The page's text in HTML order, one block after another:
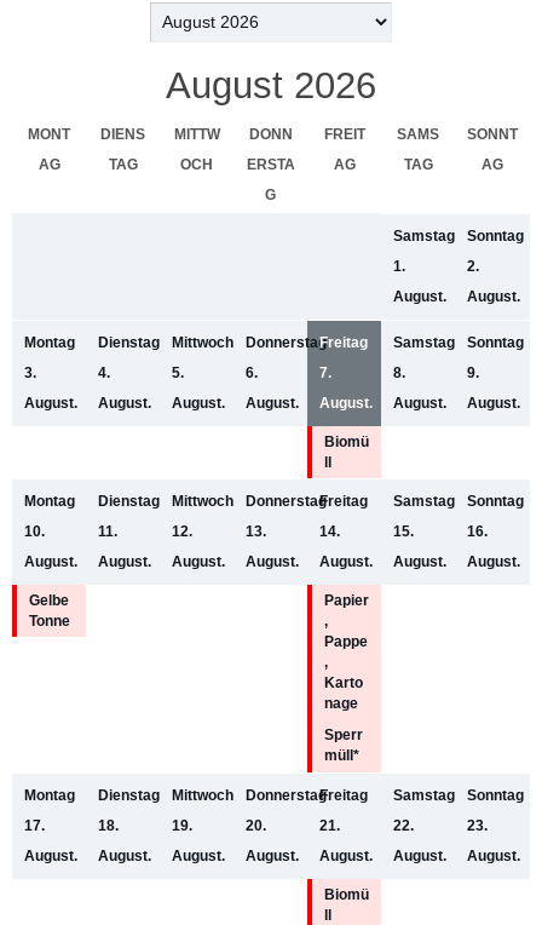
Auswahl
Monats
August 2026
MONT
AG
DIENS
TAG
MITTW
OCH
DONN
ERSTA
G
FREIT
AG
SAMS
TAG
SONNT
AG
Samstag
1.
August.
Sonntag
2.
August.
Montag
3.
August.
Dienstag
4.
August.
Mittwoch
5.
August.
Donnerstag
6.
August.
Freitag
7.
August.
Biomü
ll
Samstag
8.
August.
Sonntag
9.
August.
Montag
10.
August.
Gelbe
Tonne
Dienstag
11.
August.
Mittwoch
12.
August.
Donnerstag
13.
August.
Freitag
14.
August.
Papier
,
Pappe
,
Karto
nage
Sperr
müll*
Samstag
15.
August.
Sonntag
16.
August.
Montag
17.
August.
Dienstag
18.
August.
Mittwoch
19.
August.
Donnerstag
20.
August.
Freitag
21.
August.
Biomü
ll
Samstag
22.
August.
Sonntag
23.
August.